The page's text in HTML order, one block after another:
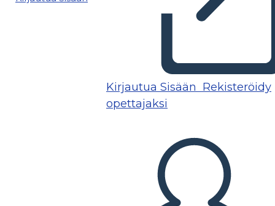
Kirjautua Sisään Rekisteröidy
opettajaksi